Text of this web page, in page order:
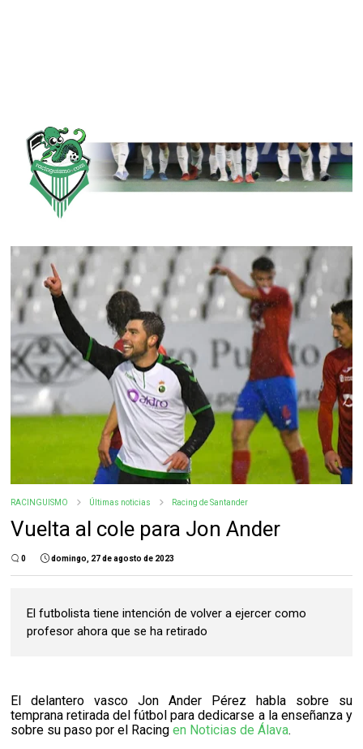
RACINGUISMO Últimas noticias Racing de Santander
Vuelta al cole para Jon Ander
0 domingo, 27 de agosto de 2023
El futbolista tiene intención de volver a ejercer como
profesor ahora que se ha retirado
El delantero vasco Jon Ander Pérez habla sobre su
temprana retirada del fútbol para dedicarse a la enseñanza y
sobre su paso por el Racingen Noticias de Álava.